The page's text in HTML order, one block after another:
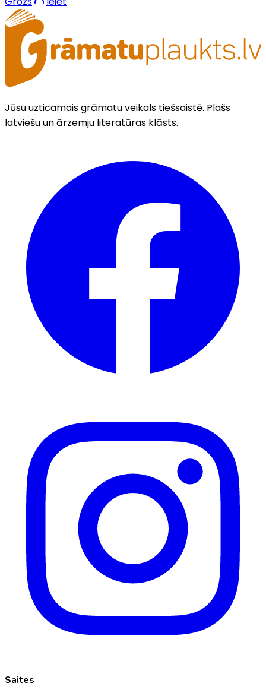
Jūsu uzticamais grāmatu veikals tiešsaistē. Plašs
latviešu un ārzemju literatūras klāsts.
Saites